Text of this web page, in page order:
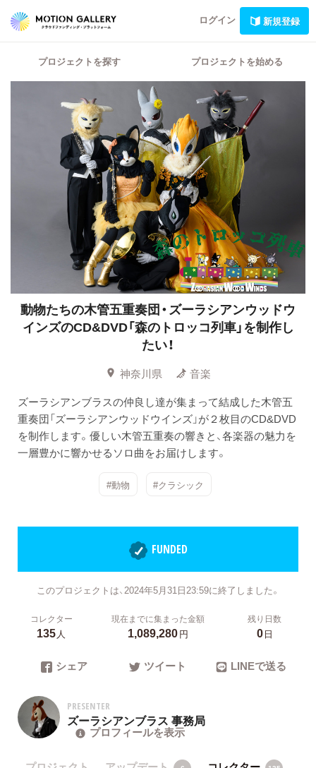
ログイン 新規登録
プロジェクトを探す プロジェクトを始める
動物たちの木管五重奏団・ズーラシアンウッドウ
インズのCD&DVD「森のトロッコ列車」を制作し
たい！
神奈川県
音楽
ズーラシアンブラスの仲良し達が集まって結成した木管五
重奏団「ズーラシアンウッドウインズ」が２枚目のCD&DVD
を制作します。優しい木管五重奏の響きと、各楽器の魅力を
一層豊かに響かせるソロ曲をお届けします。
#動物 #クラシック
FUNDED
このプロジェクトは、2024年5月31日23:59に終了しました。
コレクター
135人
現在までに集まった金額
1,089,280円
残り日数
0日
シェア ツイート LINEで送る
PRESENTER
ズーラシアンブラス 事務局
プロフィールを表示